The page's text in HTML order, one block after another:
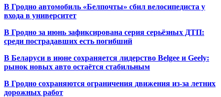
В Гродно автомобиль «Белпочты» сбил велосипедиста у
входа в университет
В Гродно за июнь зафиксирована серия серьёзных ДТП:
среди пострадавших есть погибший
В Беларуси в июне сохраняется лидерство Belgee и Geely:
рынок новых авто остаётся стабильным
В Гродно сохраняются ограничения движения из-за летних
дорожных работ